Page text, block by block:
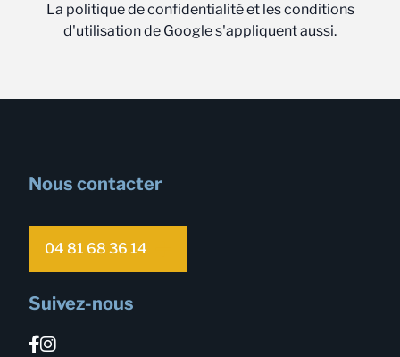
La politique de confidentialité et les conditions
d'utilisation de Google s'appliquent aussi.
Nous contacter
04 81 68 36 14
Suivez-nous